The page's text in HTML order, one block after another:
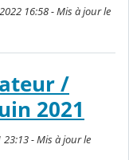
16:58 - Mis à jour le
/
2021
23:13 - Mis à jour le